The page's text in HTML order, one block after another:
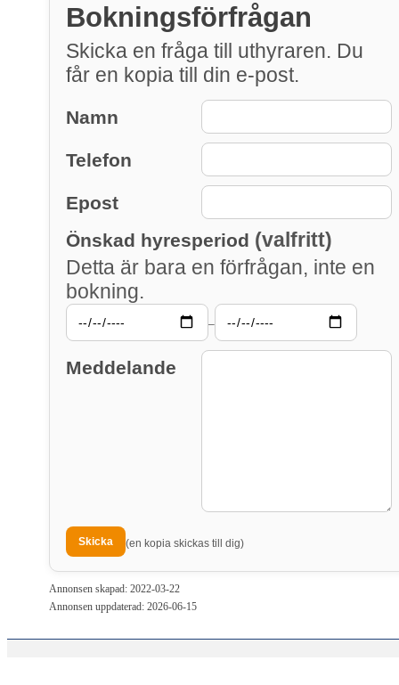
Bokningsförfrågan
Skicka en fråga till uthyraren. Du
får en kopia till din e-post.
Namn
Telefon
Epost
Önskad hyresperiod (valfritt)
Detta är bara en förfrågan, inte en
bokning.
–
Meddelande
(en kopia skickas till dig)
Annonsen skapad: 2022-03-22
Annonsen uppdaterad: 2026-06-15